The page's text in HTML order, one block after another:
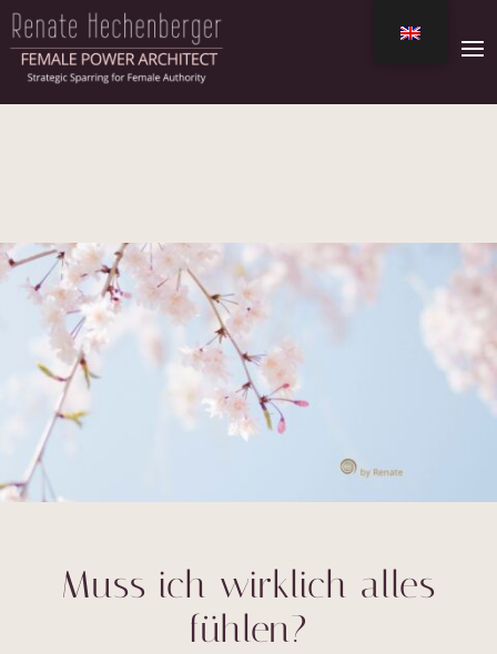
Muss ich wirklich alles
fühlen?